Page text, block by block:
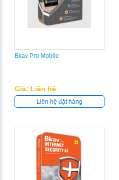
Bkav Pro Mobile
Giá: Liên hệ
Liên hệ đặt hàng